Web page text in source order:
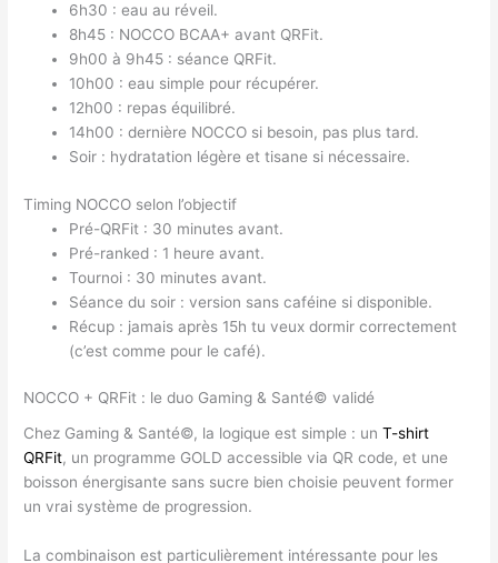
6h30 : eau au réveil.
8h45 : NOCCO BCAA+ avant QRFit.
9h00 à 9h45 : séance QRFit.
10h00 : eau simple pour récupérer.
12h00 : repas équilibré.
14h00 : dernière NOCCO si besoin, pas plus tard.
Soir : hydratation légère et tisane si nécessaire.
Timing NOCCO selon l’objectif
Pré-QRFit : 30 minutes avant.
Pré-ranked : 1 heure avant.
Tournoi : 30 minutes avant.
Séance du soir : version sans caféine si disponible.
Récup : jamais après 15h tu veux dormir correctement
(c’est comme pour le café).
NOCCO + QRFit : le duo Gaming & Santé© validé
Chez Gaming & Santé©, la logique est simple : unT-shirt
QRFit, un programme GOLD accessible via QR code, et une
boisson énergisante sans sucre bien choisie peuvent former
un vrai système de progression.
La combinaison est particulièrement intéressante pour les